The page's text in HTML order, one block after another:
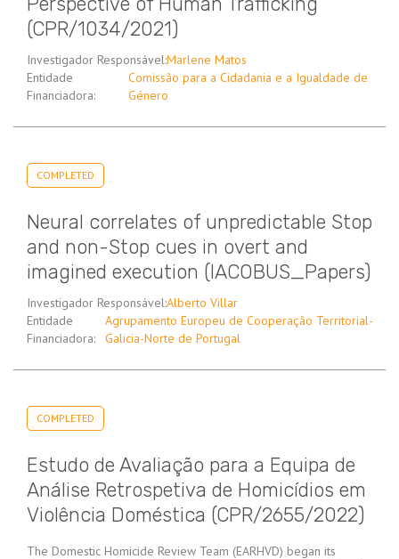
(CPR/1034/2021)
Investigador Responsável:Marlene Matos
Entidade
Financiadora:
Comissão para a Cidadania e a Igualdade de
Género
COMPLETED
Neural correlates of unpredictable Stop
and non-Stop cues in overt and
imagined execution (IACOBUS_Papers)
Investigador Responsável:Alberto Villar
Entidade
Financiadora:
Agrupamento Europeu de Cooperação Territorial-
Galicia-Norte de Portugal
COMPLETED
Estudo de Avaliação para a Equipa de
Análise Retrospetiva de Homicídios em
Violência Doméstica (CPR/2655/2022)
The Domestic Homicide Review Team (EARHVD) began its